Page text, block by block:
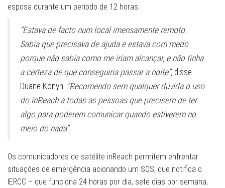
esposa durante um período de 12 horas.
“Estava de facto num local imensamente remoto.
Sabia que precisava de ajuda e estava com medo
porque não sabia como me iriam alcançar, e não tinha
a certeza de que conseguiria passar a noite”, disse
Duane Konyn. “Recomendo sem qualquer dúvida o uso
do inReach a todas as pessoas que precisem de ter
algo para poderem comunicar quando estiverem no
meio do nada”.
Os comunicadores de satélite inReach permitem enfrentar
situações de emergência acionando um SOS, que notifica o
IERCC – que funciona 24 horas por dia, sete dias por semana,